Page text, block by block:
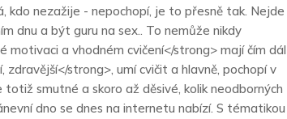
kdo nezažije - nepochopí, je to přesně tak. Nejde
dnu a být guru na sex.. To nemůže nikdy
motivaci a vhodném cvičení</strong> mají čím dál
zdravější</strong>, umí cvičit a hlavně, pochopí v
totiž smutné a skoro až děsivé, kolik neodborných
dno se dnes na internetu nabízí. S tématikou